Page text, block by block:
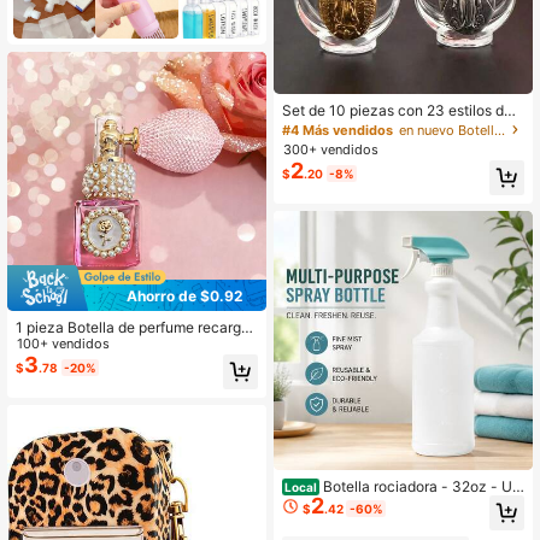
Ahorro de $0.92
1 pieza Botella de perfume recarga
ble con atomizador, con diseño de r
osa vintage, perlas y cristales, a pru
eba de fugas, portátil, regalo de alta
100+ vendidos
$3.78 -20%
Set de 10 piezas con 23 estilos de
botellas de agua bendita con image
n de Jesús y estatua de la Virgen M
aría - Adecuado para regalos de ba
utizo, iglesia, artículos religiosos cri
utizo y contenedor para bendición
de agua bendita, estilo aleatorio
#4 Más vendidos
en nuevo Botellas de spray
300+ vendidos
$2.20 -8%
Local Botella rociadora - 32oz - Up
&Up™
$2.42 -60%